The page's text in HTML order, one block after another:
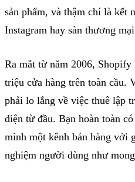
sản phẩm, và thậm chí là kết
Instagram hay sàn thương
Ra mắt từ năm 2006, Shopify
triệu cửa hàng trên toàn cầu.
phải lo lắng về việc thuê lập
diện từ đầu. Bạn hoàn toàn
mình một kênh bán hàng với
nghiệm người dùng như